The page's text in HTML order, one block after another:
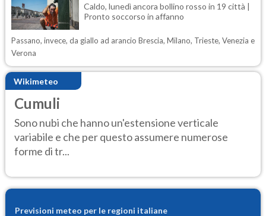
Caldo, lunedì ancora bollino rosso in 19 città |
Pronto soccorso in affanno
Passano, invece, da giallo ad arancio Brescia, Milano, Trieste, Venezia e
Verona
Wikimeteo
Cumuli
Sono nubi che hanno un'estensione verticale
variabile e che per questo assumere numerose
forme di tr...
Previsioni meteo per le regioni italiane